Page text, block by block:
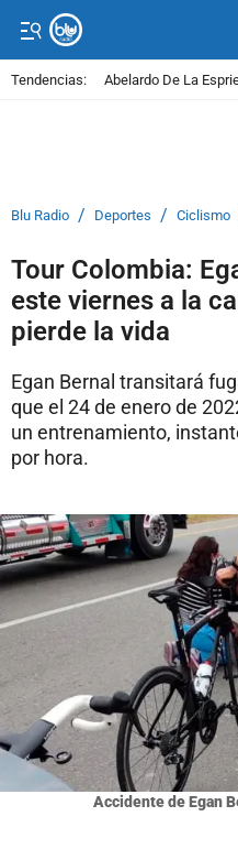
Tendencias: Abelardo De La
Blu Radio / Deportes / Ciclismo
Tour Colombia:
este viernes a la
pierde la vida
Egan Bernal transitará
que el 24 de enero de
un entrenamiento,
por hora.
Accidente de Egan